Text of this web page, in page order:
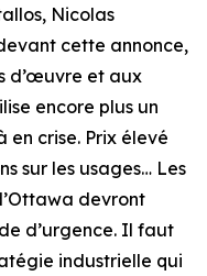
Nicolas
cette annonce,
d’œuvre et aux
encore plus un
crise. Prix élevé
sur les usages… Les
devront
d’urgence. Il faut
industrielle qui